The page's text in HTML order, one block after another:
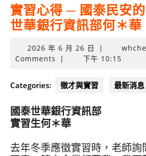
實習心得 ─ 國泰民安
世華銀行資訊部何＊華
2026 年 6 月 26 日 2026
年
月
26
|
Comments
| 下午 10:15
Categories: 徵才與實習 最新消息
國泰世華銀行資訊部
實習生何＊華
去年冬季應徵實習時，老師詢